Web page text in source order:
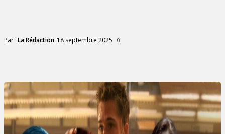
Par La Rédaction 18 septembre 2025 0